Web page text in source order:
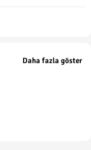
Daha fazla göster